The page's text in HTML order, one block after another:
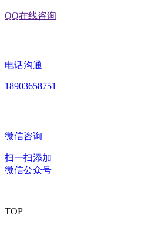
QQ在线咨询
电话沟通
18903658751
微信咨询
扫一扫添加
微信公众号
TOP